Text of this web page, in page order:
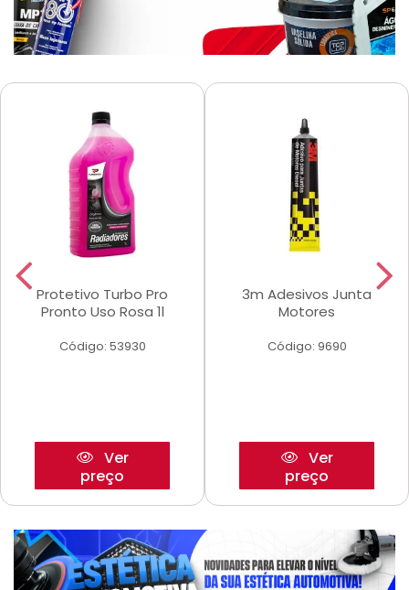
Protetivo Turbo Pro
Pronto Uso Rosa 1l
Código: 53930
Ver
preço
3m Adesivos Junta
Motores
Código: 9690
Ver
preço